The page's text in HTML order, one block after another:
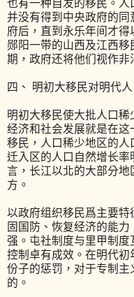
并没有得到中央政府的
府后，直到永乐年间才
郧阳一带的山西及江西
期，政府还将他们视作非
四、 明初大移民对明代
明初大移民使大批人口
经济和社会发展就是在
移民，人口稀少地区的
迁入区的人口自然增长
言，长江以北的大部分
方。
以政府组织移民爲主要
固国防、恢复经济的能
强。屯社制度与里甲制
控制卓有成效。在明代
份子的惩罚，对于专制
的。